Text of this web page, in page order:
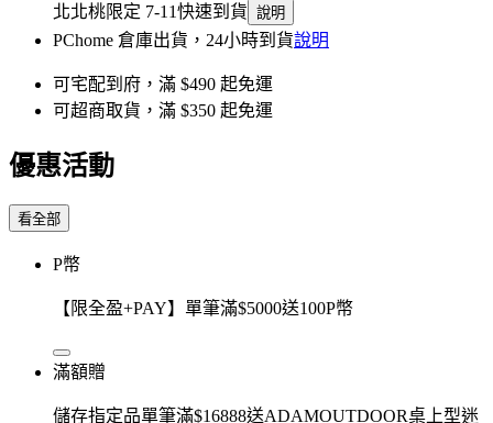
北北桃限定 7-11快速到貨 說明
PChome 倉庫出貨，24小時到貨說明
可宅配到府，滿 $490 起免運
可超商取貨，滿 $350 起免運
優惠活動
看全部
P幣
【限全盈+PAY】單筆滿$5000送100P幣
滿額贈
儲存指定品單筆滿$16888送ADAMOUTDOOR桌上型迷